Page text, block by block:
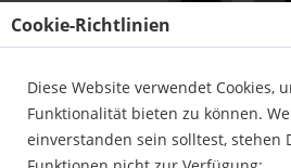
Cookie-Richtlinien
Diese Website verwendet Cookies,
Funktionalität bieten zu können.
einverstanden sein solltest, stehen